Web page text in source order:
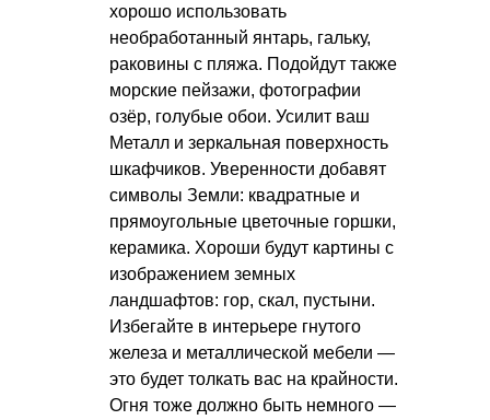
хорошо использовать
необработанный янтарь, гальку,
раковины с пляжа. Подойдут также
морские пейзажи, фотографии
озёр, голубые обои. Усилит ваш
Металл и зеркальная поверхность
шкафчиков. Уверенности добавят
символы Земли: квадратные и
прямоугольные цветочные горшки,
керамика. Хороши будут картины с
изображением земных
ландшафтов: гор, скал, пустыни.
Избегайте в интерьере гнутого
железа и металлической мебели —
это будет толкать вас на крайности.
Огня тоже должно быть немного —